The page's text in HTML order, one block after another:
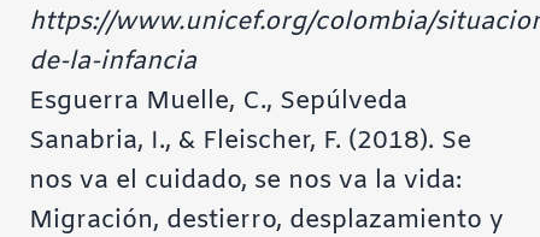
https://www.unicef.org/colombia/
de-la-infancia
Esguerra Muelle, C., Sepúlveda
Sanabria, I., & Fleischer, F. (2018). Se
nos va el cuidado, se nos va la vida:
Migración, destierro, desplazamiento y